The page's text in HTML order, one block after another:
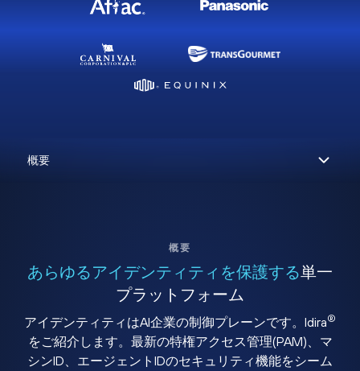
概要
あらゆるアイデンティティを保護する単一
プラットフォーム
アイデンティティはAI企業の制御プレーンです。Idira®
をご紹介します。最新の特権アクセス管理(PAM)、マ
シンID、エージェントIDのセキュリティ機能をシーム